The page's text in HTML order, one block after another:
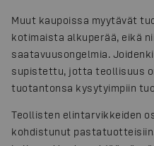
Muut kaupoissa myytävät
kotimaista alkuperää, eikä
saatavuusongelmia.
supistettu, jotta teollisuus
tuotantonsa kysytyimpiin
Teollisten elintarvikkeiden
kohdistunut